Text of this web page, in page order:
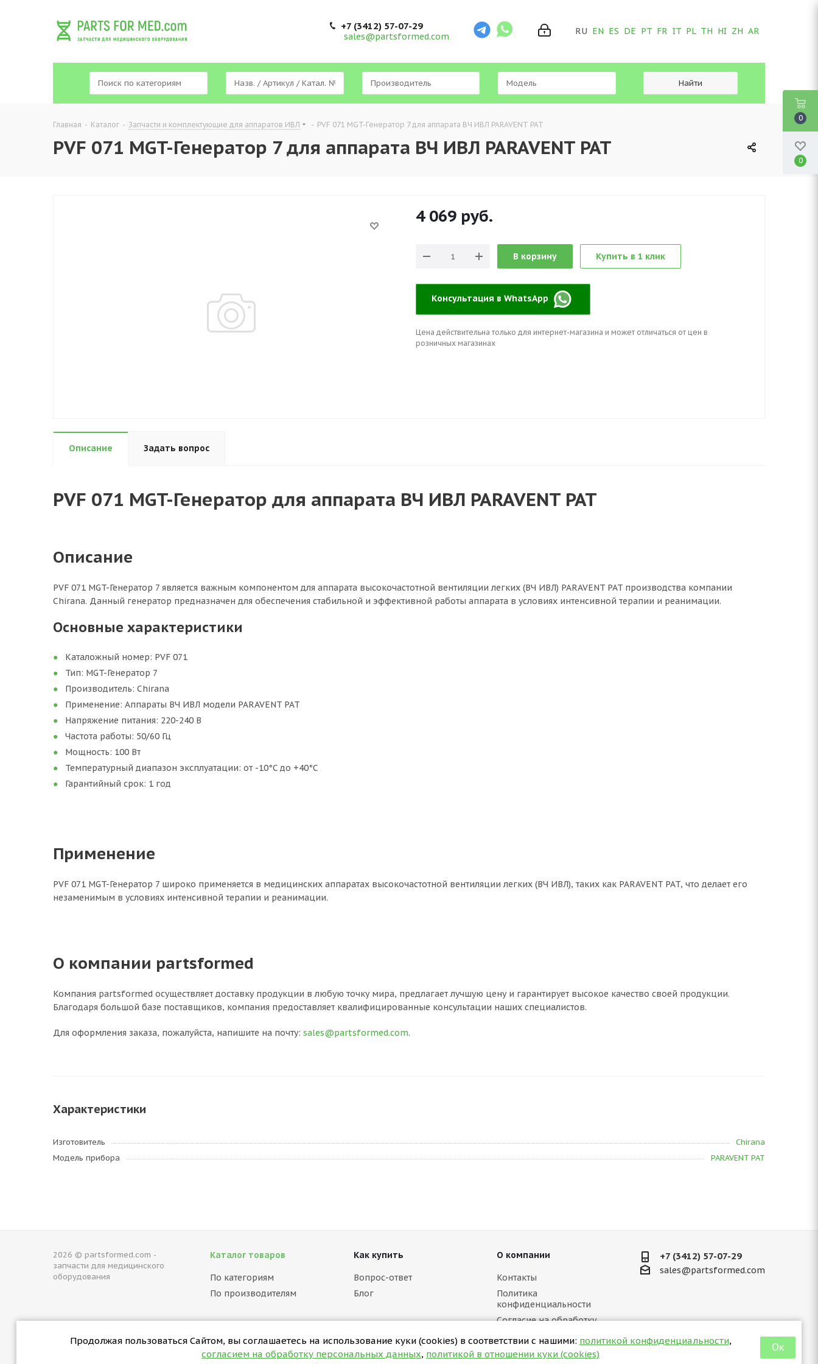
Продолжая пользоваться Сайтом, вы соглашаетесь на использование куки (cookies) в соответствии с нашими: политикой конфиденциальности,
согласием на обработку персональных данных, политикой в отношении куки (cookies)
Ок
RU EN ES DE PT FR IT PL TH HI ZH AR
+7 (3412) 57-07-29
sales@partsformed.com
Главная - Каталог - Запчасти и комплектующие для аппаратов ИВЛ - PVF 071 MGT-Генератор 7 для аппарата ВЧ ИВЛ PARAVENT PAT
PVF 071 MGT-Генератор 7 для аппарата ВЧ ИВЛ PARAVENT PAT
4 069 руб.
В корзину Купить в 1 клик
Консультация в WhatsApp
Цена действительна только для интернет-магазина и может отличаться от цен в
розничных магазинах
Описание Задать вопрос
PVF 071 MGT-Генератор для аппарата ВЧ ИВЛ PARAVENT PAT
Описание
PVF 071 MGT-Генератор 7 является важным компонентом для аппарата высокочастотной вентиляции легких (ВЧ ИВЛ) PARAVENT PAT производства компании
Chirana. Данный генератор предназначен для обеспечения стабильной и эффективной работы аппарата в условиях интенсивной терапии и реанимации.
Основные характеристики
Каталожный номер: PVF 071
Тип: MGT-Генератор 7
Производитель: Chirana
Применение: Аппараты ВЧ ИВЛ модели PARAVENT PAT
Напряжение питания: 220-240 В
Частота работы: 50/60 Гц
Мощность: 100 Вт
Температурный диапазон эксплуатации: от -10°C до +40°C
Гарантийный срок: 1 год
Применение
PVF 071 MGT-Генератор 7 широко применяется в медицинских аппаратах высокочастотной вентиляции легких (ВЧ ИВЛ), таких как PARAVENT PAT, что делает его
незаменимым в условиях интенсивной терапии и реанимации.
О компании partsformed
Компания partsformed осуществляет доставку продукции в любую точку мира, предлагает лучшую цену и гарантирует высокое качество своей продукции.
Благодаря большой базе поставщиков, компания предоставляет квалифицированные консультации наших специалистов.
Для оформления заказа, пожалуйста, напишите на почту: sales@partsformed.com.
Характеристики
Изготовитель
Chirana
Модель прибора
PARAVENT PAT
2026 © partsformed.com -
запчасти для медицинского
оборудования
Каталог товаров
По категориям
По производителям
Как купить
Вопрос-ответ
Блог
О компании
Контакты
Политика
конфиденциальности
Согласие на обработку
Политика в отношении куки
(cookies)
+7 (3412) 57-07-29
sales@partsformed.com
0
0